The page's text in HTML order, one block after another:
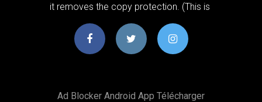
it removes the copy protection. (This is
Ad Blocker Android App Télécharger